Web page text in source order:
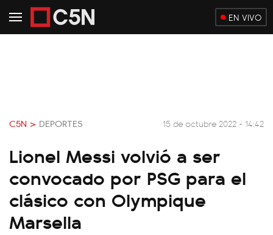
EN VIVO
C5N > DEPORTES 15 de octubre 2022 - 14:42
Lionel Messi volvió a ser
convocado por PSG para el
clásico con Olympique
Marsella